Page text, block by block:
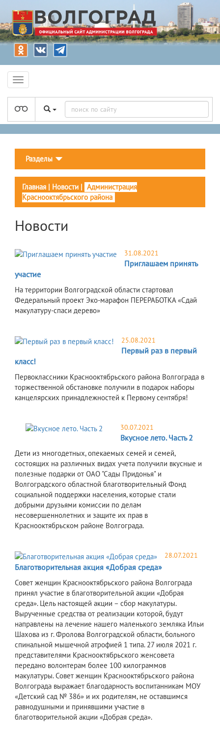
Разделы
Главная | Новости | Администрация
Краснооктябрьского района
Новости
31.08.2021
Приглашаем принять
участие
На территории Волгоградской области стартовал
Федеральный проект Эко-марафон ПЕРЕРАБОТКА «Сдай
макулатуру-спаси дерево»
25.08.2021
Первый раз в первый
класс!
Первоклассники Краснооктябрьского района Волгограда в
торжественной обстановке получили в подарок наборы
канцелярских принадлежностей к Первому сентября!
30.07.2021
Вкусное лето. Часть 2
Дети из многодетных, опекаемых семей и семей,
состоящих на различных видах учета получили вкусные и
полезные подарки от ОАО "Сады Придонья" и
Волгоградского областной благотворительный Фонд
социальной поддержки населения, которые стали
добрыми друзьями комиссии по делам
несовершеннолетних и защите их прав в
Краснооктябрьском районе Волгограда.
28.07.2021
Благотворительная акция «Добрая среда»
Совет женщин Краснооктябрьского района Волгограда
принял участие в благотворительной акции «Добрая
среда». Цель настоящей акции – сбор макулатуры.
Вырученные средства от реализации которой, будут
направлены на лечение нашего маленького земляка Ильи
Шахова из г. Фролова Волгоградской области, больного
спинальной мышечной атрофией 1 типа. 27 июля 2021 г.
представителями Краснооктябрьского женсовета
передано волонтерам более 100 килограммов
макулатуры. Совет женщин Краснооктябрьского района
Волгограда выражает благодарность воспитанникам МОУ
«Детский сад № 386» и их родителям, не оставшимся
равнодушными и принявшими участие в
благотворительной акции «Добрая среда».